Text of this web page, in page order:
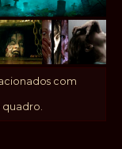
com
quadro.